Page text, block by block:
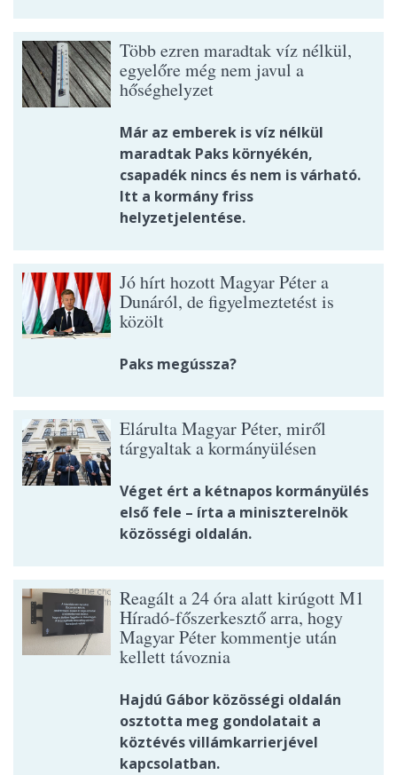
Több ezren maradtak víz nélkül,
egyelőre még nem javul a
hőséghelyzet
Már az emberek is víz nélkül
maradtak Paks környékén,
csapadék nincs és nem is várható.
Itt a kormány friss
helyzetjelentése.
Jó hírt hozott Magyar Péter a
Dunáról, de figyelmeztetést is
közölt
Paks megússza?
Elárulta Magyar Péter, miről
tárgyaltak a kormányülésen
Véget ért a kétnapos kormányülés
első fele – írta a miniszterelnök
közösségi oldalán.
Reagált a 24 óra alatt kirúgott M1
Híradó-főszerkesztő arra, hogy
Magyar Péter kommentje után
kellett távoznia
Hajdú Gábor közösségi oldalán
osztotta meg gondolatait a
köztévés villámkarrierjével
kapcsolatban.